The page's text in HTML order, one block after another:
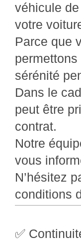
véhicule
votre
Parce que
sérénité
Dans le
peut être
contrat.
Notre
vous
N’hésitez
conditions
✅